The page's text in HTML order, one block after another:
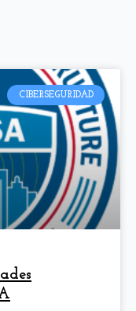
CIBERSEGURIDAD